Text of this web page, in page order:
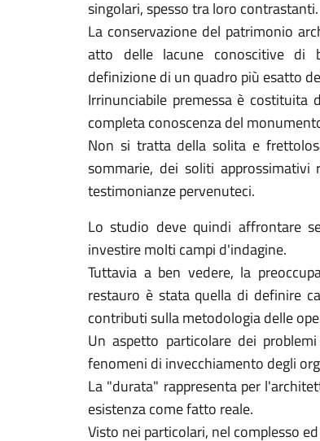
singolari, spesso tra loro contrastanti.
La conservazione del patrimonio
atto delle lacune conoscitive di
definizione di un quadro più esatto
Irrinunciabile premessa è
completa conoscenza del
Non si tratta della solita e
sommarie, dei soliti
testimonianze pervenuteci.
Lo studio deve quindi affrontare
investire molti campi d'indagine.
Tuttavia a ben vedere, la
restauro è stata quella di definire
contributi sulla metodologia delle
Un aspetto particolare dei
fenomeni di invecchiamento degli
La "durata" rappresenta per
esistenza come fatto reale.
Visto nei particolari, nel complesso